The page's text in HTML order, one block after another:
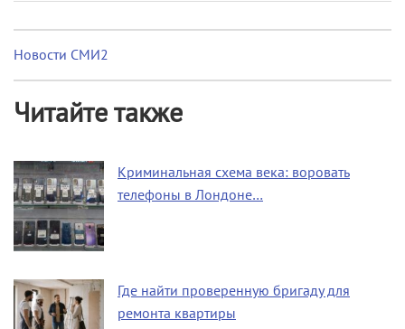
Новости СМИ2
Читайте также
Криминальная схема века: воровать
телефоны в Лондоне…
Где найти проверенную бригаду для
ремонта квартиры